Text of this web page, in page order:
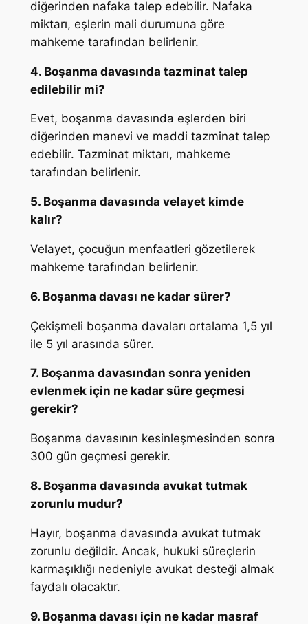
diğerinden nafaka talep edebilir. Nafaka
miktarı, eşlerin mali durumuna göre
mahkeme tarafından belirlenir.
4. Boşanma davasında tazminat talep
edilebilir mi?
Evet, boşanma davasında eşlerden biri
diğerinden manevi ve maddi tazminat talep
edebilir. Tazminat miktarı, mahkeme
tarafından belirlenir.
5. Boşanma davasında velayet kimde
kalır?
Velayet, çocuğun menfaatleri gözetilerek
mahkeme tarafından belirlenir.
6. Boşanma davası ne kadar sürer?
Çekişmeli boşanma davaları ortalama 1,5 yıl
ile 5 yıl arasında sürer.
7. Boşanma davasından sonra yeniden
evlenmek için ne kadar süre geçmesi
gerekir?
Boşanma davasının kesinleşmesinden sonra
300 gün geçmesi gerekir.
8. Boşanma davasında avukat tutmak
zorunlu mudur?
Hayır, boşanma davasında avukat tutmak
zorunlu değildir. Ancak, hukuki süreçlerin
karmaşıklığı nedeniyle avukat desteği almak
faydalı olacaktır.
9. Boşanma davası için ne kadar masraf